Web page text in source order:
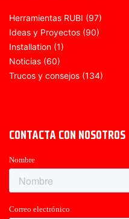
Herramientas RUBI (97)
Ideas y Proyectos (90)
Installation (1)
Noticias (60)
Trucos y consejos (134)
CONTACTA CON NOSOTROS